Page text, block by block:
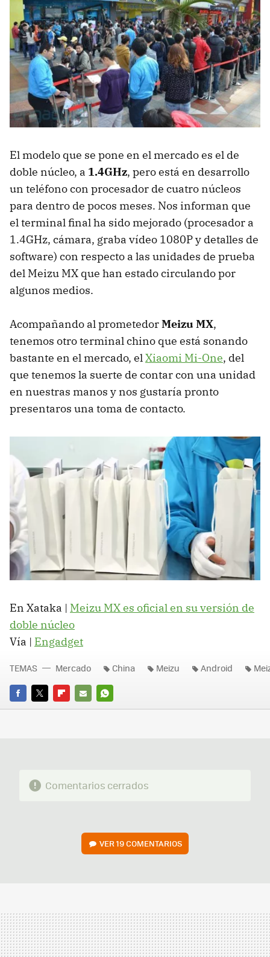
El modelo que se pone en el mercado es el de
doble núcleo, a 1.4GHz, pero está en desarrollo
un teléfono con procesador de cuatro núcleos
para dentro de pocos meses. Nos informan que
el terminal final ha sido mejorado (procesador a
1.4GHz, cámara, graba vídeo 1080P y detalles de
software) con respecto a las unidades de prueba
del Meizu MX que han estado circulando por
algunos medios.
Acompañando al prometedorMeizu MX,
tenemos otro terminal chino que está sonando
bastante en el mercado, elXiaomi Mi-One, del
que tenemos la suerte de contar con una unidad
en nuestras manos y nos gustaría pronto
presentaros una toma de contacto.
En Xataka | Meizu MX es oficial en su versión de
doble núcleo
Vía | Engadget
FACEBOOK
TWITTERFLIPBOARD
E-
WHATSAPP
TEMAS Mercado China Meizu Android
Comentarios cerrados
VER19 COMENTARIOS